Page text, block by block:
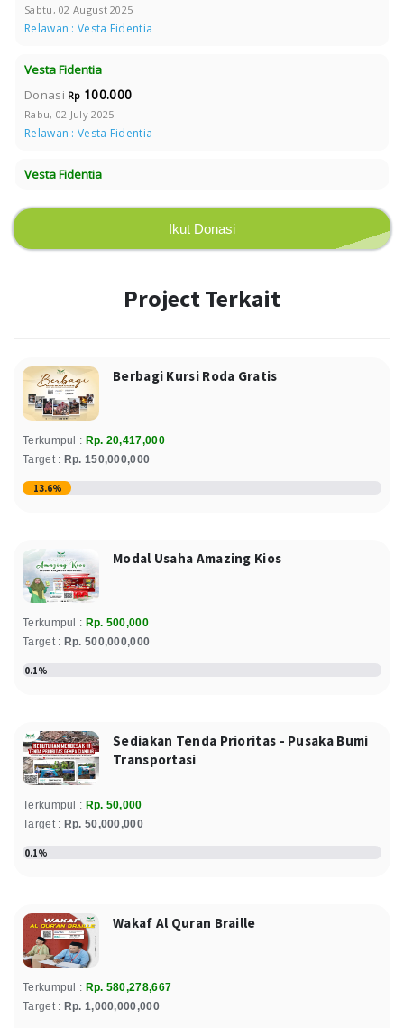
Sabtu, 02 August 2025
Relawan : Vesta Fidentia
Vesta Fidentia
Donasi Rp 100.000
Rabu, 02 July 2025
Relawan : Vesta Fidentia
Vesta Fidentia
100.000
Tahsin North Singapura
DonasiRp4.556.962
Relawan : Juwita Linda
Komunitas Pecinta Sedekah
Vesta Fidentia
DonasiRp100.000
Rabu, 09 April 2025
Relawan : Vesta Fidentia
Windi Yuningsih
Relawan : Windi Yuningsih
Suprayitno
DonasiRp 50.000
Rabu, 05 March 2025
Relawan : Suprayitno
DonasiRp 50.000
Senin, 03 March 2025
Relawan : Muhammad Taufiq
Ai Irmayati
100.000
Ikut Donasi
Project Terkait
Berbagi Kursi Roda Gratis
Terkumpul : Rp. 20,417,000
Target : Rp. 150,000,000
13.6%
Modal Usaha Amazing Kios
Terkumpul : Rp. 500,000
Target : Rp. 500,000,000
0.1%
Sediakan Tenda Prioritas - Pusaka Bumi
Transportasi
Terkumpul : Rp. 50,000
Target : Rp. 50,000,000
0.1%
Wakaf Al Quran Braille
Terkumpul : Rp. 580,278,667
Target : Rp. 1,000,000,000